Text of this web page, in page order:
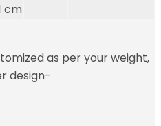
cm
as per your weight,
design-